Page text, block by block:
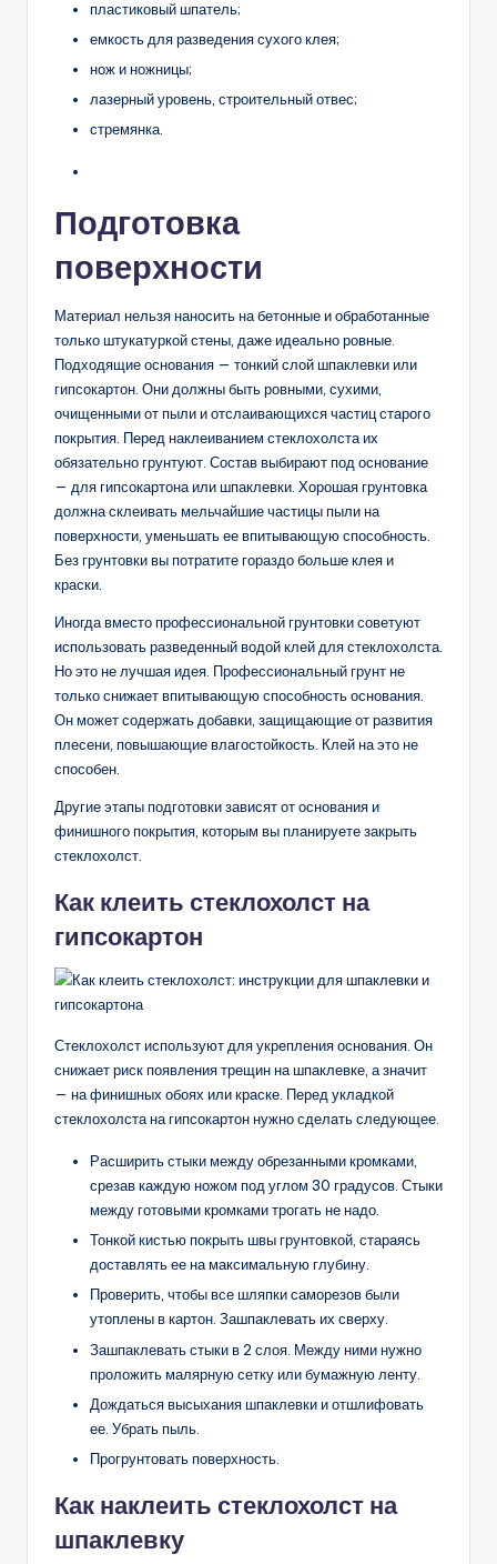
пластиковый шпатель;
емкость для разведения сухого клея;
нож и ножницы;
лазерный уровень, строительный отвес;
стремянка.
Подготовка
поверхности
Материал нельзя наносить на бетонные и обработанные
только штукатуркой стены, даже идеально ровные.
Подходящие основания — тонкий слой шпаклевки или
гипсокартон. Они должны быть ровными, сухими,
очищенными от пыли и отслаивающихся частиц старого
покрытия. Перед наклеиванием стеклохолста их
обязательно грунтуют. Состав выбирают под основание
— для гипсокартона или шпаклевки. Хорошая грунтовка
должна склеивать мельчайшие частицы пыли на
поверхности, уменьшать ее впитывающую способность.
Без грунтовки вы потратите гораздо больше клея и
краски.
Иногда вместо профессиональной грунтовки советуют
использовать разведенный водой клей для стеклохолста.
Но это не лучшая идея. Профессиональный грунт не
только снижает впитывающую способность основания.
Он может содержать добавки, защищающие от развития
плесени, повышающие влагостойкость. Клей на это не
способен.
Другие этапы подготовки зависят от основания и
финишного покрытия, которым вы планируете закрыть
стеклохолст.
Как клеить стеклохолст на
гипсокартон
Стеклохолст используют для укрепления основания. Он
снижает риск появления трещин на шпаклевке, а значит
— на финишных обоях или краске. Перед укладкой
стеклохолста на гипсокартон нужно сделать следующее.
Расширить стыки между обрезанными кромками,
срезав каждую ножом под углом 30 градусов. Стыки
между готовыми кромками трогать не надо.
Тонкой кистью покрыть швы грунтовкой, стараясь
доставлять ее на максимальную глубину.
Проверить, чтобы все шляпки саморезов были
утоплены в картон. Зашпаклевать их сверху.
Зашпаклевать стыки в 2 слоя. Между ними нужно
проложить малярную сетку или бумажную ленту.
Дождаться высыхания шпаклевки и отшлифовать
ее. Убрать пыль.
Прогрунтовать поверхность.
Как наклеить стеклохолст на
шпаклевку